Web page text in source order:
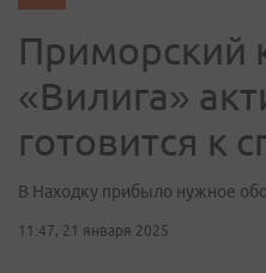
Приморский
«Вилига»
готовится к
В Находку прибыло нужное
11:47, 21 января 2025